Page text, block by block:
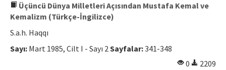
Üçüncü Dünya Milletleri Açısından Mustafa Kemal ve
Kemalizm (Türkçe-İngilizce)
S.a.h. Haqqı
Sayı: Mart 1985, Cilt I - Sayı 2Sayfalar:341-348
0
2209